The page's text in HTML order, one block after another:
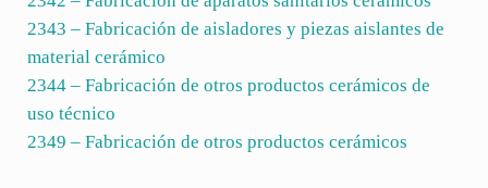
2343 – Fabricación de aisladores y piezas aislantes de
material cerámico
2344– Fabricación de otros productos cerámicos de
uso técnico
2349 – Fabricación de otros productos cerámicos